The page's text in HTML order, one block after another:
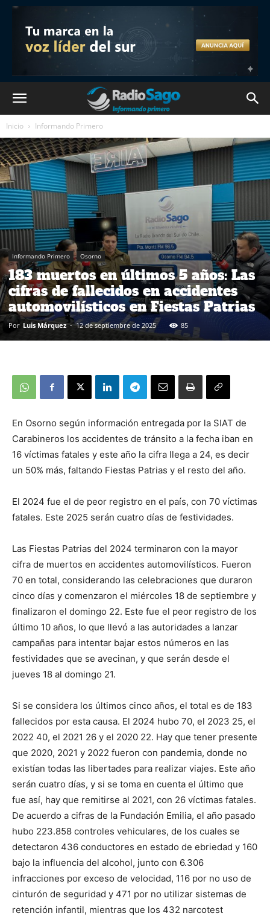
Inicio Informando Primero
Informando Primero Osorno
183 muertos en últimos 5 años: Las
cifras de fallecidos en accidentes
automovilísticos en Fiestas Patrias
Por Luis Márquez - 12 de septiembre de 2025 85
En Osorno según información entregada por la SIAT de
Carabineros los accidentes de tránsito a la fecha iban en
16 víctimas fatales y este año la cifra llega a 24, es decir
un 50% más, faltando Fiestas Patrias y el resto del año.
El 2024 fue el de peor registro en el país, con 70 víctimas
fatales. Este 2025 serán cuatro días de festividades.
Las Fiestas Patrias del 2024 terminaron con la mayor
cifra de muertos en accidentes automovilísticos. Fueron
70 en total, considerando las celebraciones que duraron
cinco días y comenzaron el miércoles 18 de septiembre y
finalizaron el domingo 22. Este fue el peor registro de los
último 10 años, lo que llevó a las autoridades a lanzar
campañas para intentar bajar estos números en las
festividades que se avecinan, y que serán desde el
jueves 18 al domingo 21.
Si se considera los últimos cinco años, el total es de 183
fallecidos por esta causa. El 2024 hubo 70, el 2023 25, el
2022 40, el 2021 26 y el 2020 22. Hay que tener presente
que 2020, 2021 y 2022 fueron con pandemia, donde no
existían todas las libertades para realizar viajes. Este año
serán cuatro días, y si se toma en cuenta el último que
fue así, hay que remitirse al 2021, con 26 víctimas fatales.
De acuerdo a cifras de la Fundación Emilia, el año pasado
hubo 223.858 controles vehiculares, de los cuales se
detectaron 436 conductores en estado de ebriedad y 160
bajo la influencia del alcohol, junto con 6.306
infracciones por exceso de velocidad, 116 por no uso de
cinturón de seguridad y 471 por no utilizar sistemas de
retención infantil, mientras que los 432 narcotest